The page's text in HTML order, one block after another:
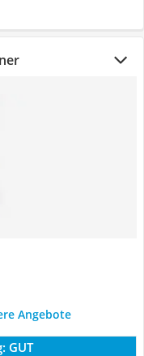
Angebote
GUT